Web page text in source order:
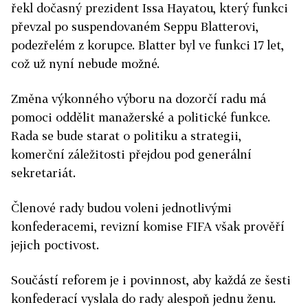
řekl dočasný prezident Issa Hayatou, který funkci
převzal po suspendovaném Seppu Blatterovi,
podezřelém z korupce. Blatter byl ve funkci 17 let,
což už nyní nebude možné.
Změna výkonného výboru na dozorčí radu má
pomoci oddělit manažerské a politické funkce.
Rada se bude starat o politiku a strategii,
komerční záležitosti přejdou pod generální
sekretariát.
Členové rady budou voleni jednotlivými
konfederacemi, revizní komise FIFA však prověří
jejich poctivost.
Součástí reforem je i povinnost, aby každá ze šesti
konfederací vyslala do rady alespoň jednu ženu.